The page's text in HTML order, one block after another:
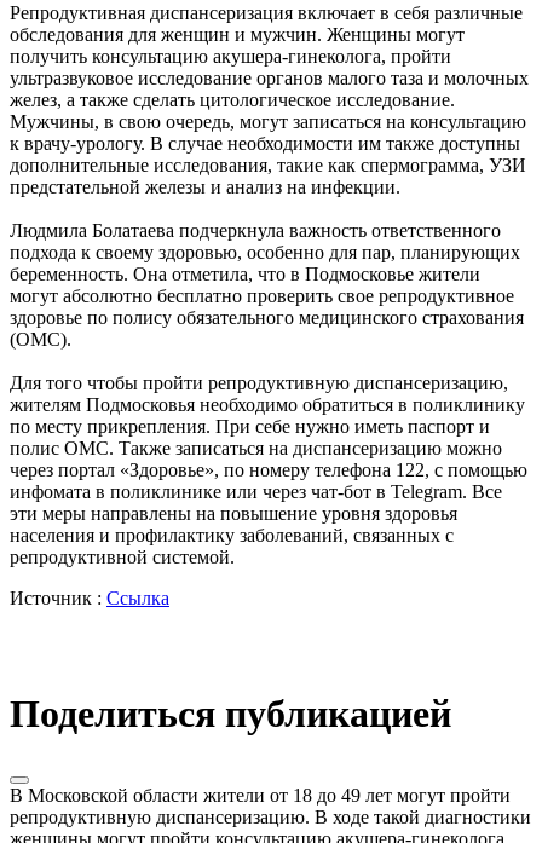
Репродуктивная диспансеризация включает в себя различные
обследования для женщин и мужчин. Женщины могут
получить консультацию акушера-гинеколога, пройти
ультразвуковое исследование органов малого таза и молочных
желез, а также сделать цитологическое исследование.
Мужчины, в свою очередь, могут записаться на консультацию
к врачу-урологу. В случае необходимости им также доступны
дополнительные исследования, такие как спермограмма, УЗИ
предстательной железы и анализ на инфекции.
Людмила Болатаева подчеркнула важность ответственного
подхода к своему здоровью, особенно для пар, планирующих
беременность. Она отметила, что в Подмосковье жители
могут абсолютно бесплатно проверить свое репродуктивное
здоровье по полису обязательного медицинского страхования
(ОМС).
Для того чтобы пройти репродуктивную диспансеризацию,
жителям Подмосковья необходимо обратиться в поликлинику
по месту прикрепления. При себе нужно иметь паспорт и
полис ОМС. Также записаться на диспансеризацию можно
через портал «Здоровье», по номеру телефона 122, с помощью
инфомата в поликлинике или через чат-бот в Telegram. Все
эти меры направлены на повышение уровня здоровья
населения и профилактику заболеваний, связанных с
репродуктивной системой.
Источник : Ссылка
Поделиться публикацией
В Московской области жители от 18 до 49 лет могут пройти
репродуктивную диспансеризацию. В ходе такой диагностики
женщины могут пройти консультацию акушера-гинеколога,